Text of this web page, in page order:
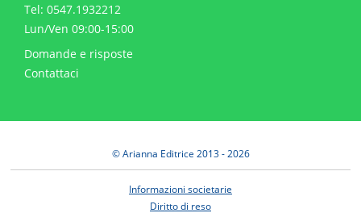
Tel: 0547.1932212
Lun/Ven 09:00-15:00
Domande e risposte
Contattaci
© Arianna Editrice 2013 - 2026
Informazioni societarie
Diritto di reso